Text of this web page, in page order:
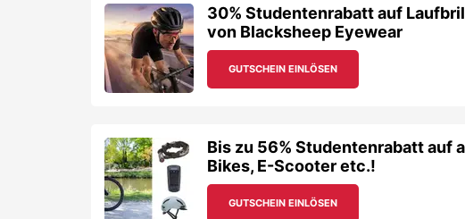
30% Studentenrabatt auf
von Blacksheep Eyewear
GUTSCHEIN EINLÖSEN
Bis zu 56% Studentenrabatt auf
Bikes, E-Scooter etc.!
GUTSCHEIN EINLÖSEN